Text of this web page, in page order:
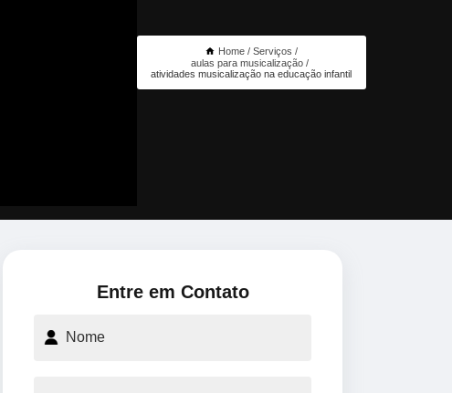
Home
Serviços
aulas para musicalização
atividades musicalização na educação infantil
Entre em Contato